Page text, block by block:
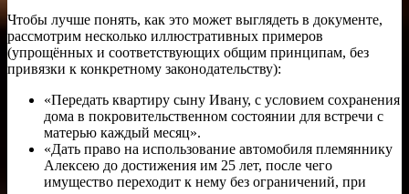
Чтобы лучше понять, как это может выглядеть в документе,
рассмотрим несколько иллюстративных примеров
(упрощённых и соответствующих общим принципам, без
привязки к конкретному законодательству):
«Передать квартиру сыну Ивану, с условием сохранения
дома в покровительственном состоянии для встречи с
матерью каждый месяц».
«Дать право на использование автомобиля племяннику
Алексею до достижения им 25 лет, после чего
имущество переходит к нему без ограничений, при